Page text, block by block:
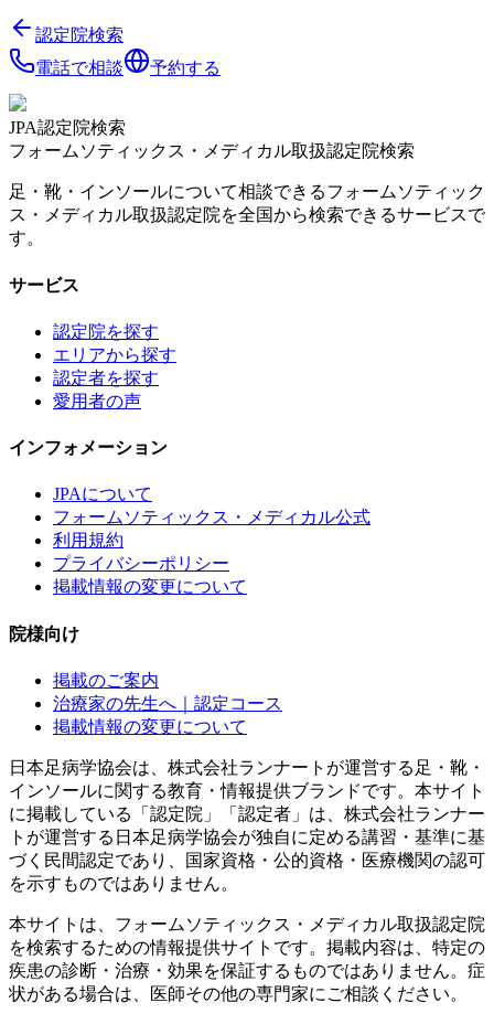
認定院検索
電話で相談
予約する
JPA認定院検索
フォームソティックス・メディカル取扱認定院検索
足・靴・インソールについて相談できるフォームソティック
ス・メディカル取扱認定院を全国から検索できるサービスで
す。
サービス
認定院を探す
エリアから探す
認定者を探す
愛用者の声
インフォメーション
JPAについて
フォームソティックス・メディカル公式
利用規約
プライバシーポリシー
掲載情報の変更について
院様向け
掲載のご案内
治療家の先生へ｜認定コース
掲載情報の変更について
日本足病学協会は、株式会社ランナートが運営する足・靴・
インソールに関する教育・情報提供ブランドです。本サイト
に掲載している「認定院」「認定者」は、株式会社ランナー
トが運営する日本足病学協会が独自に定める講習・基準に基
づく民間認定であり、国家資格・公的資格・医療機関の認可
を示すものではありません。
本サイトは、フォームソティックス・メディカル取扱認定院
を検索するための情報提供サイトです。掲載内容は、特定の
疾患の診断・治療・効果を保証するものではありません。症
状がある場合は、医師その他の専門家にご相談ください。